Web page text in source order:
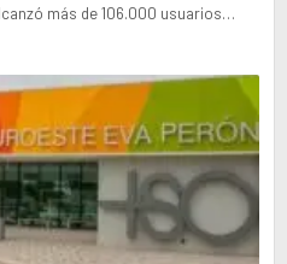
más de 106.000 usuarios